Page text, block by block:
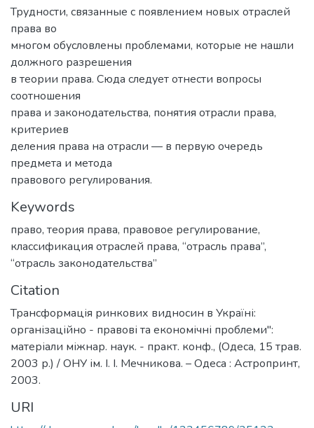
Трудности, связанные с появлением новых отраслей
права во
многом обусловлены проблемами, которые не нашли
должного разрешения
в теории права. Сюда следует отнести вопросы
соотношения
права и законодательства, понятия отрасли права,
критериев
деления права на отрасли — в первую очередь
предмета и метода
правового регулирования.
Keywords
право, теория права, правовое регулирование,
классификация отраслей права, “отрасль права”,
“отрасль законодательства”
Citation
Трансформація ринкових видносин в Україні:
організаційно - правові та економічні проблеми":
матеріали міжнар. наук. - практ. конф., (Одеса, 15 трав.
2003 р.) / ОНУ ім. І. І. Мечникова. – Одеса : Астропринт,
2003.
URI